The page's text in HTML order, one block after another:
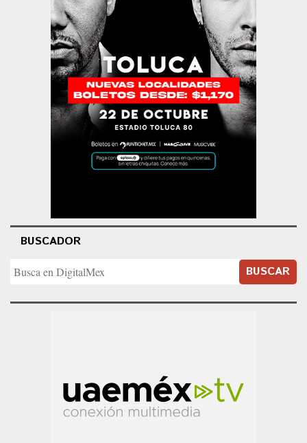
BUSCADOR
BUSCAR